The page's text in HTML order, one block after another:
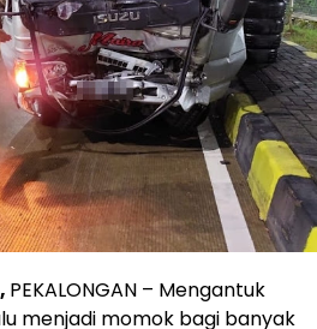
PEKALONGAN – Mengantuk
menjadi momok bagi banyak